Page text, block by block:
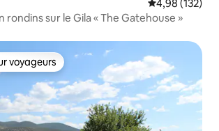
Évaluation
4,98 (132)
rondins sur le Gila « The Gatehouse »
les plus appréciés
voyageurs